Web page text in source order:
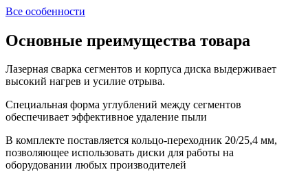
Все особенности
Основные преимущества товара
Лазерная сварка сегментов и корпуса диска выдерживает
высокий нагрев и усилие отрыва.
Специальная форма углублений между сегментов
обеспечивает эффективное удаление пыли
В комплекте поставляется кольцо-переходник 20/25,4 мм,
позволяющее использовать диски для работы на
оборудовании любых производителей